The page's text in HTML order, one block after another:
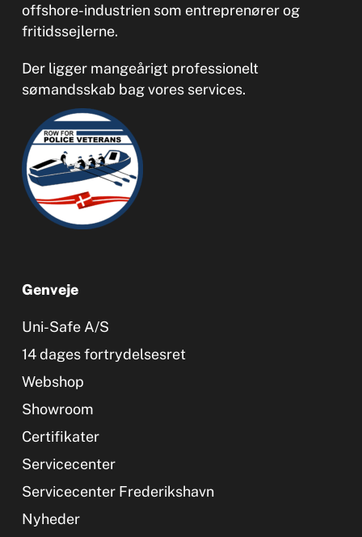
offshore-industrien som entreprenører og
fritidssejlerne.
Der ligger mangeårigt professionelt
sømandsskab bag vores services.
Genveje
Uni-Safe A/S
14 dages fortrydelsesret
Webshop
Showroom
Certifikater
Servicecenter
Servicecenter Frederikshavn
Nyheder